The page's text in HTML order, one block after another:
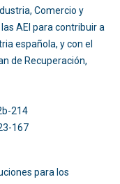
Comercio y
AEI para contribuir a
española, y con el
de Recuperación,
2022b-214
167
para los